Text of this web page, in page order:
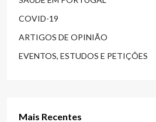
COVID-19
ARTIGOS DE OPINIÃO
EVENTOS, ESTUDOS E PETIÇÕES
Mais Recentes